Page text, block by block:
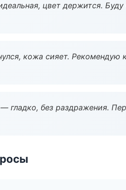
цвет держится. Буду
кожа сияет. Рекомендую
гладко, без раздражения.